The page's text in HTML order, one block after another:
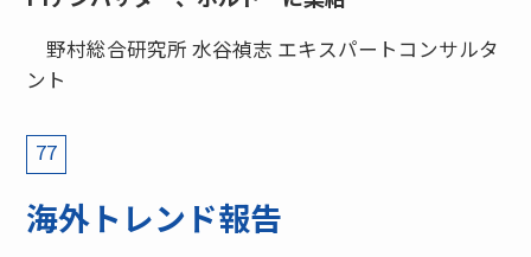
野村総合研究所 水谷禎志 エキスパートコンサルタ
ント
77
海外トレンド報告